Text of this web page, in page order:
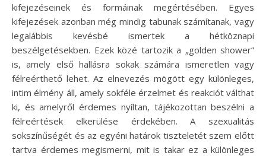
kifejezéseinek és formáinak megértésében. Egyes
kifejezések azonban még mindig tabunak számítanak, vagy
legalábbis kevésbé ismertek a hétköznapi
beszélgetésekben. Ezek közé tartozik a „golden shower”
is, amely első hallásra sokak számára ismeretlen vagy
félreérthető lehet. Az elnevezés mögött egy különleges,
intim élmény áll, amely sokféle érzelmet és reakciót válthat
ki, és amelyről érdemes nyíltan, tájékozottan beszélni a
félreértések elkerülése érdekében. A szexualitás
sokszínűségét és az egyéni határok tiszteletét szem előtt
tartva érdemes megismerni, mit is takar ez a különleges